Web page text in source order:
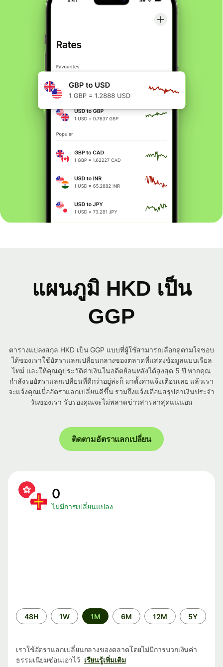
แผนภูมิ HKD เป็น
GGP
ตารางแปลงสกุล HKD เป็น GGP แบบที่ผู้ใช้สามารถเลือกดูตามใจชอบ
ได้ของเราใช้อัตราแลกเปลี่ยนกลางของตลาดที่แสดงข้อมูลแบบเรียล
ไทม์ และให้คุณดูประวัติค่าเงินในอดีตย้อนหลังได้สูงสุด 5 ปี หากคุณ
กำลังรออัตราแลกเปลี่ยนที่ดีกว่าอยู่ล่ะก็ มาตั้งค่าแจ้งเตือนเลย แล้วเรา
จะแจ้งคุณเมื่ออัตราแลกเปลี่ยนดีขึ้น รวมถึงแจ้งเตือนสรุปค่าเงินประจำ
วันของเรา รับรองคุณจะไม่พลาดข่าวสารล่าสุดแน่นอน
ติดตามอัตราแลกเปลี่ยน
0
ไม่มีการเปลี่ยนแปลง
ระยะ
เวลา
48H 1W 1M 6M 12M 5Y
เราใช้อัตราแลกเปลี่ยนกลางของตลาดโดยไม่มีการบวกเงินค่า
ธรรมเนียมซ่อนเอาไว้ เรียนรู้เพิ่มเติม